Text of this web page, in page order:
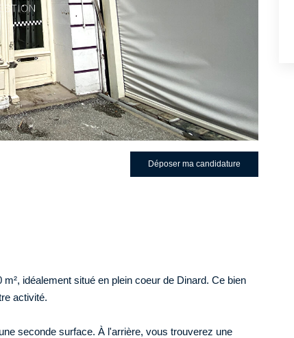
Déposer ma candidature
idéalement situé en plein coeur de Dinard. Ce bien
activité.
seconde surface. À l'arrière, vous trouverez une